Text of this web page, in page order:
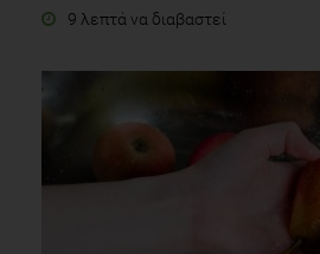
9 λεπτά να διαβαστεί